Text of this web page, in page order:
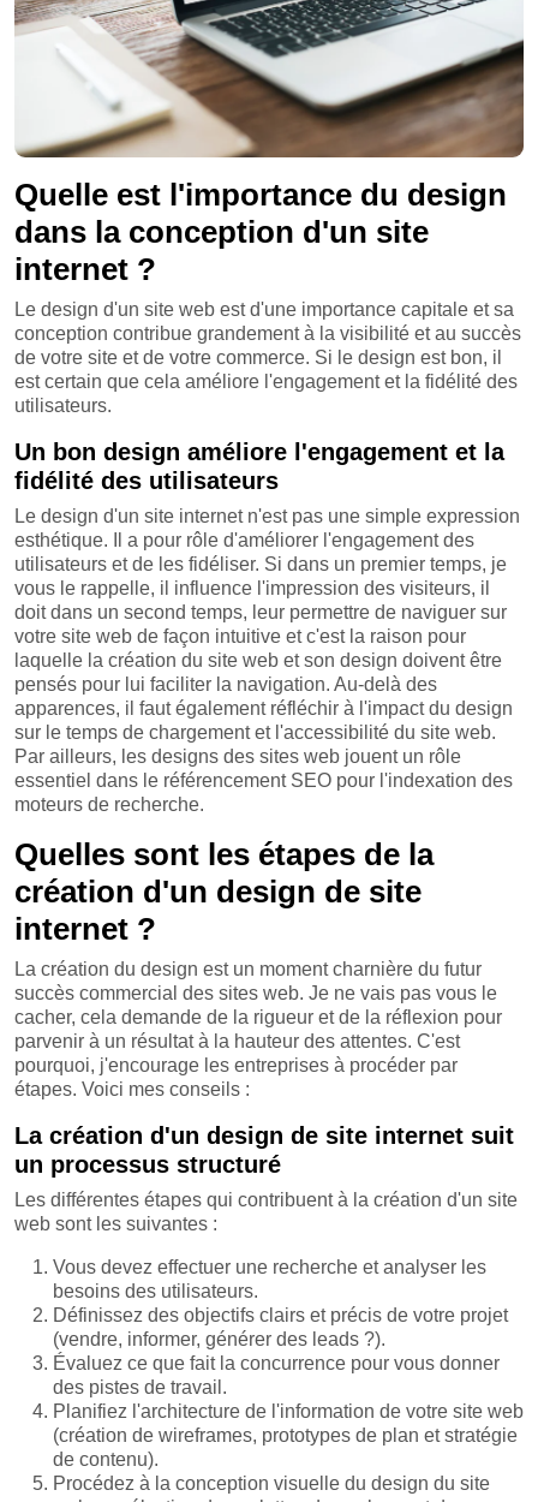
Quelle est l'importance du design
dans la conception d'un site
internet ?
Le design d'un site web est d'une importance capitale et sa
conception contribue grandement à la visibilité et au succès
de votre site et de votre commerce. Si le design est bon, il
est certain que cela améliore l'engagement et la fidélité des
utilisateurs.
Un bon design améliore l'engagement et la
fidélité des utilisateurs
Le design d'un site internet n'est pas une simple expression
esthétique. Il a pour rôle d'améliorer l'engagement des
utilisateurs et de les fidéliser. Si dans un premier temps, je
vous le rappelle, il influence l'impression des visiteurs, il
doit dans un second temps, leur permettre de naviguer sur
votre site web de façon intuitive et c'est la raison pour
laquelle la création du site web et son design doivent être
pensés pour lui faciliter la navigation. Au-delà des
apparences, il faut également réfléchir à l'impact du design
sur le temps de chargement et l'accessibilité du site web.
Par ailleurs, les designs des sites web jouent un rôle
essentiel dans le référencement SEO pour l'indexation des
moteurs de recherche.
Quelles sont les étapes de la
création d'un design de site
internet ?
La création du design est un moment charnière du futur
succès commercial des sites web. Je ne vais pas vous le
cacher, cela demande de la rigueur et de la réflexion pour
parvenir à un résultat à la hauteur des attentes. C'est
pourquoi, j'encourage les entreprises à procéder par
étapes. Voici mes conseils :
La création d'un design de site internet suit
un processus structuré
Les différentes étapes qui contribuent à la création d'un site
web sont les suivantes :
Vous devez effectuer une recherche et analyser les
besoins des utilisateurs.
Définissez des objectifs clairs et précis de votre projet
(vendre, informer, générer des leads ?).
Évaluez ce que fait la concurrence pour vous donner
des pistes de travail.
Planifiez l'architecture de l'information de votre site web
(création de wireframes, prototypes de plan et stratégie
de contenu).
Procédez à la conception visuelle du design du site